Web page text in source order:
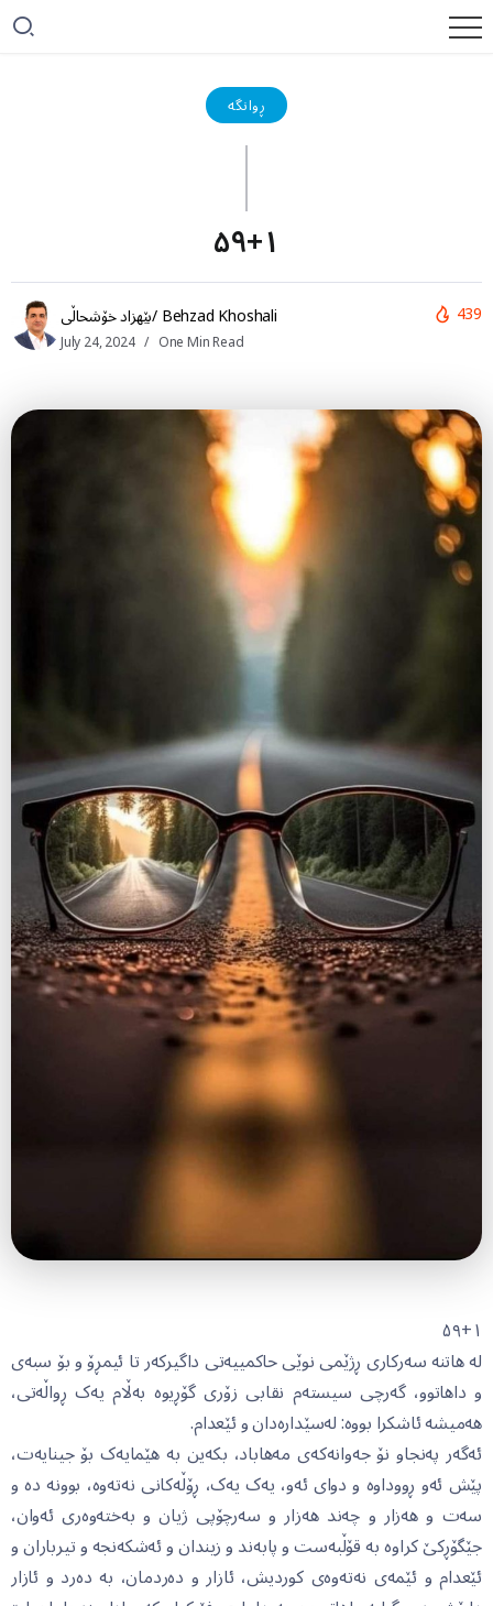
ڕوانگە
۵۹+۱
بێهزاد خۆشحاڵی/ Behzad Khoshali
July 24, 2024 One Min Read
439
۵۹+۱
لە هاتنە سەرکاری ڕژێمی نوێی حاکمییەتی داگیرکەر تا ئیمڕۆ و بۆ سبەی
و داهاتوو، گەرچی سیستەم نقابی زۆری گۆڕیوە بەڵام یەک ڕواڵەتی،
هەمیشە ئاشکرا بووە: لەسێدارەدان و ئێعدام.
ئەگەر پەنجاو نۆ جەوانەکەی مەهاباد، بکەین بە هێمایەک بۆ جینایەت،
پێش ئەو ڕووداوە و دوای ئەو، یەک یەک، ڕۆڵەکانی نەتەوە، بوونە دە و
سەت و هەزار و چەند هەزار و سەرچۆپی ژیان و بەختەوەری ئەوان،
جێگۆڕکێ کراوە بە قۆڵبەست و پابەند و زیندان و ئەشکەنجە و تیرباران و
ئێعدام و ئێمەی نەتەوەی کوردیش، ئازار و دەردمان، بە دەرد و ئازار